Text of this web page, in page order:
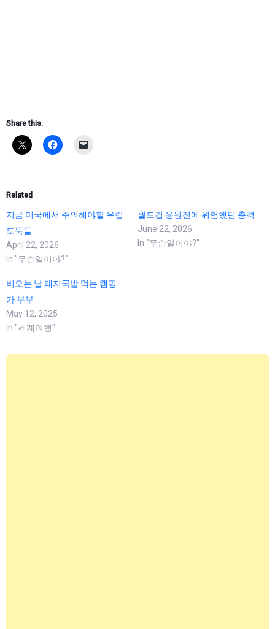
Share this:
Related
지금 미국에서 주의해야할 유럽
도둑들
April 22, 2026
In "무슨일이야?"
월드컵 응원전에 위험했던 총격
June 22, 2026
In "무슨일이야?"
비오는 날 돼지국밥 먹는 캠핑
카 부부
May 12, 2025
In "세계여행"